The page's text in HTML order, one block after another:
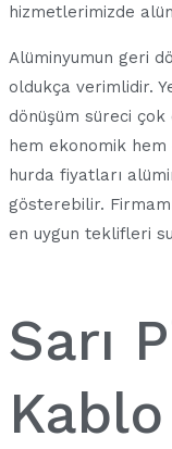
hizmetlerimizde
Alüminyumun geri
oldukça verimlidir.
dönüşüm süreci
hem ekonomik hem
hurda fiyatları
gösterebilir.
en uygun teklifleri
Sarı